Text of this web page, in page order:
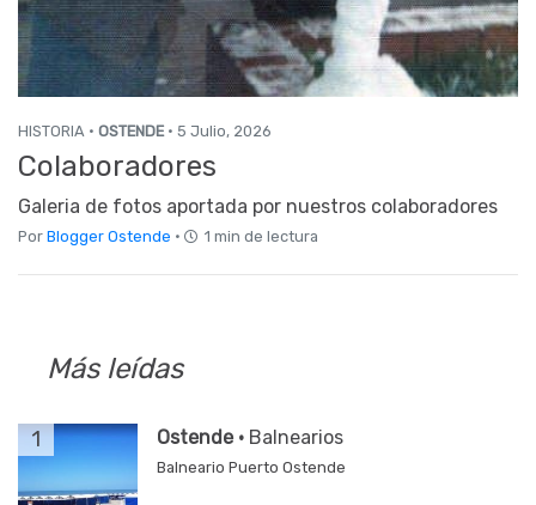
HISTORIA · OSTENDE· 5 Julio, 2026
Colaboradores
Galeria de fotos aportada por nuestros colaboradores
Por Blogger Ostende · 1 min de lectura
Más leídas
1 Ostende · Balnearios
Balneario Puerto Ostende